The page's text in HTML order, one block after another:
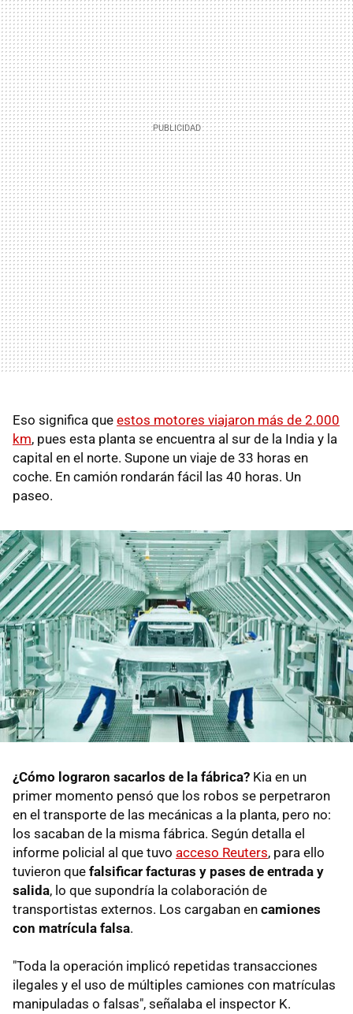
Eso significa que estos motores viajaron más de 2.000
km, pues esta planta se encuentra al sur de la India y la
capital en el norte. Supone un viaje de 33 horas en
coche. En camión rondarán fácil las 40 horas. Un
paseo.
¿Cómo lograron sacarlos de la fábrica? Kia en un
primer momento pensó que los robos se perpetraron
en el transporte de las mecánicas a la planta, pero no:
los sacaban de la misma fábrica. Según detalla el
informe policial al que tuvo acceso Reuters, para ello
tuvieron que falsificar facturas y pases de entrada y
salida, lo que supondría la colaboración de
transportistas externos. Los cargaban en camiones
con matrícula falsa.
"Toda la operación implicó repetidas transacciones
ilegales y el uso de múltiples camiones con matrículas
manipuladas o falsas", señalaba el inspector K.